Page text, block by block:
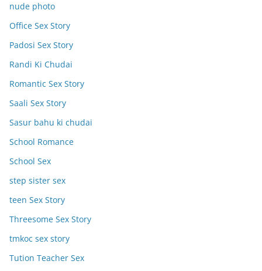
nude photo
Office Sex Story
Padosi Sex Story
Randi Ki Chudai
Romantic Sex Story
Saali Sex Story
Sasur bahu ki chudai
School Romance
School Sex
step sister sex
teen Sex Story
Threesome Sex Story
tmkoc sex story
Tution Teacher Sex